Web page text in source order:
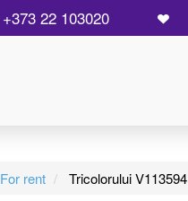
+373 22 103020
For rent Tricolorului V113594